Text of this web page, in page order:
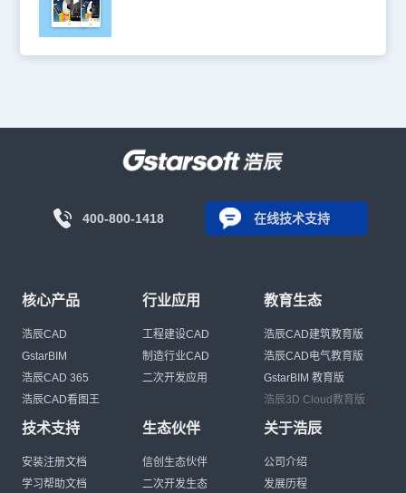
400-800-1418 在线技术支持
核心产品
浩辰CAD
GstarBIM
浩辰CAD 365
浩辰CAD看图王
行业应用
工程建设CAD
制造行业CAD
二次开发应用
教育生态
浩辰CAD建筑教育版
浩辰CAD电气教育版
GstarBIM 教育版
浩辰3D Cloud教育版
技术支持
安装注册文档
学习帮助文档
生态伙伴
信创生态伙伴
二次开发生态
关于浩辰
公司介绍
发展历程